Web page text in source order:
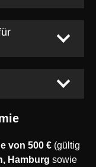
von 500 € (gültig
Hamburg sowie